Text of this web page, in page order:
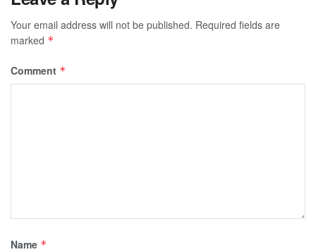
Your email address will not be published. Required fields are
marked *
Comment *
Name *